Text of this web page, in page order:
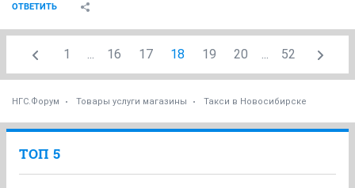
ОТВЕТИТЬ
1 ... 16 17 18 19 20 ... 52
НГС.Форум Товары услуги магазины Такси в Новосибирске
ТОП 5